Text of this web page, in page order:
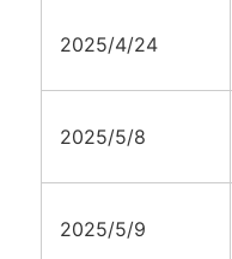
2025/4/24
2025/5/8
2025/5/9